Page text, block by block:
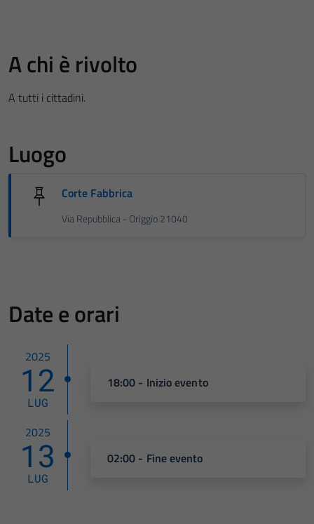
A chi è rivolto
A tutti i cittadini.
Luogo
Corte Fabbrica
Via Repubblica - Origgio 21040
Date e orari
2025
12
LUG
18:00 - Inizio evento
2025
13
LUG
02:00 - Fine evento